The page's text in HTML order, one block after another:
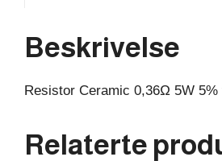
Beskrivelse
Resistor Ceramic 0,36Ω 5W 5%
Relaterte